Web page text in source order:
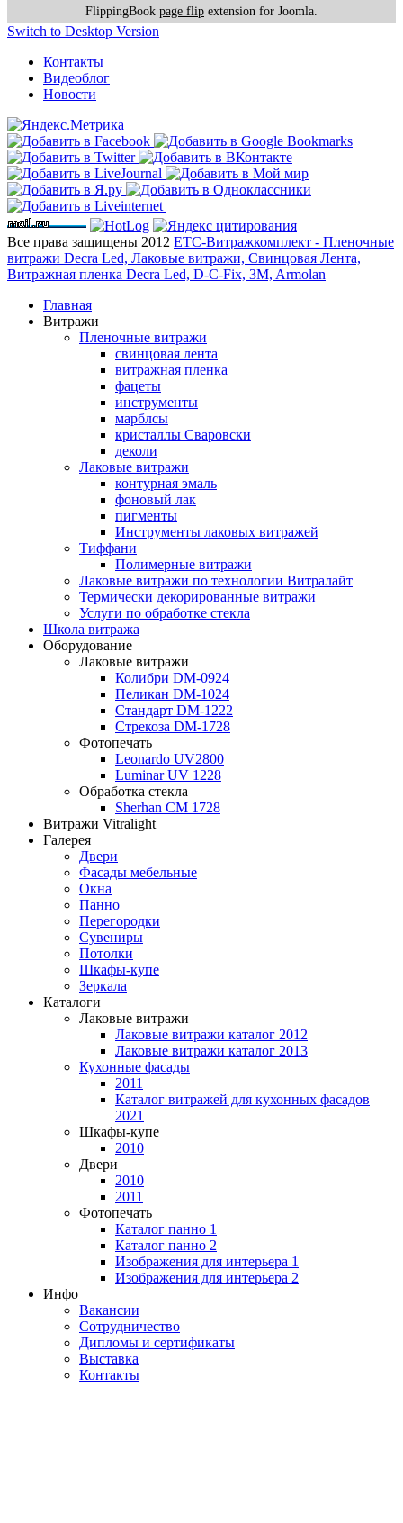
FlippingBook page flip extension for Joomla.
Switch to Desktop Version
Контакты
Видеоблог
Новости
Все права защищены 2012 ЕТС-Витражкомплект - Пленочные
витражи Decra Led, Лаковые витражи, Свинцовая Лента,
Витражная пленка Decra Led, D-C-Fix, 3M, Armolan
Главная
Витражи
Пленочные витражи
свинцовая лента
витражная пленка
фацеты
инструменты
марблсы
кристаллы Сваровски
деколи
Лаковые витражи
контурная эмаль
фоновый лак
пигменты
Инструменты лаковых витражей
Тиффани
Полимерные витражи
Лаковые витражи по технологии Витралайт
Термически декорированные витражи
Услуги по обработке стекла
Школа витража
Оборудование
Лаковые витражи
Колибри DM-0924
Пеликан DM-1024
Стандарт DM-1222
Стрекоза DM-1728
Фотопечать
Leonardo UV2800
Luminar UV 1228
Обработка стекла
Sherhan CM 1728
Витражи Vitralight
Галерея
Двери
Фасады мебельные
Окна
Панно
Перегородки
Сувениры
Потолки
Шкафы-купе
Зеркала
Каталоги
Лаковые витражи
Лаковые витражи каталог 2012
Лаковые витражи каталог 2013
Кухонные фасады
2011
Каталог витражей для кухонных фасадов
2021
Шкафы-купе
2010
Двери
2010
2011
Фотопечать
Каталог панно 1
Каталог панно 2
Изображения для интерьера 1
Изображения для интерьера 2
Инфо
Вакансии
Сотрудничество
Дипломы и сертификаты
Выставка
Контакты